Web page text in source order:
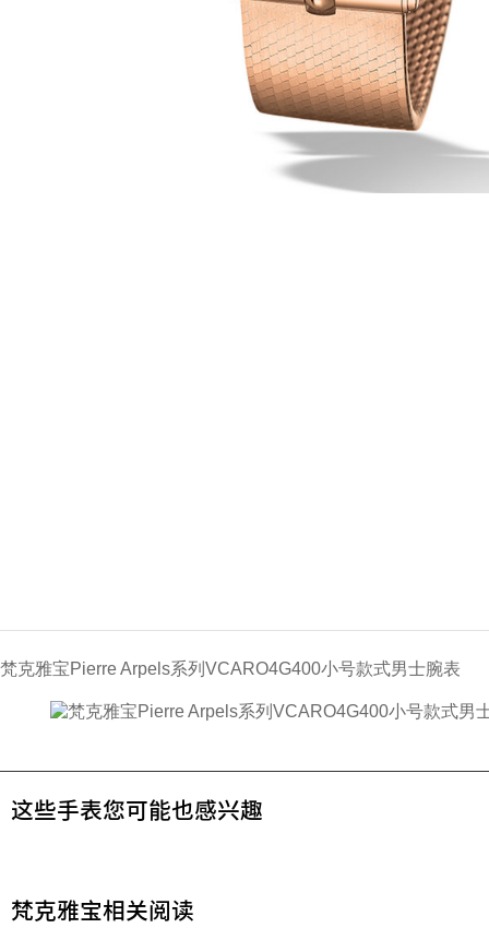
梵克雅宝Pierre Arpels系列VCARO4G400小号款式男士腕表
这些手表您可能也感兴趣
梵克雅宝相关阅读